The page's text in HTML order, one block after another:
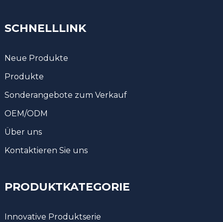
SCHNELLLINK
Neue Produkte
Produkte
Sonderangebote zum Verkauf
OEM/ODM
Über uns
Kontaktieren Sie uns
PRODUKTKATEGORIE
Innovative Produktserie